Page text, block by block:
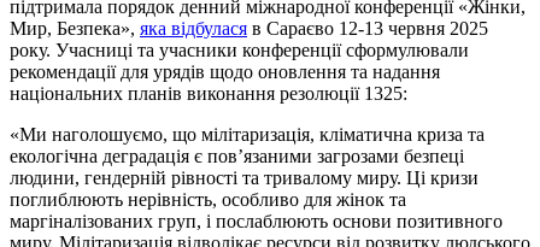
підтримала порядок денний міжнародної конференції «Жінки,
Мир, Безпека», яка відбулася в Сараєво 12-13 червня 2025
року. Учасниці та учасники конференції сформулювали
рекомендації для урядів щодо оновлення та надання
національних планів виконання резолюції 1325:
«Ми наголошуємо, що мілітаризація, кліматична криза та
екологічна деградація є пов’язаними загрозами безпеці
людини, гендерній рівності та тривалому миру. Ці кризи
поглиблюють нерівність, особливо для жінок та
маргіналізованих груп, і послаблюють основи позитивного